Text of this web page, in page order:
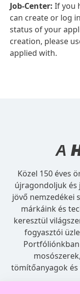
Job-Center: If you
can create or log
status of your
creation, please
applied with.
A
Közel 150 éves
újragondoljuk és
jövő nemzedékei
márkáink és
keresztül
fogyasztói
tömítőanyagok